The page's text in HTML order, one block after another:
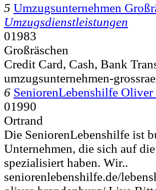
5 Umzugsunternehmen
Umzugsdienstleistungen
01983
Großräschen
Credit Card, Cash, Bank
umzugsunternehmen-
6 SeniorenLebenshilfe
01990
Ortrand
Die SeniorenLebenshilfe ist
Unternehmen, die sich auf
spezialisiert haben. Wir..
seniorenlebenshilfe.de/